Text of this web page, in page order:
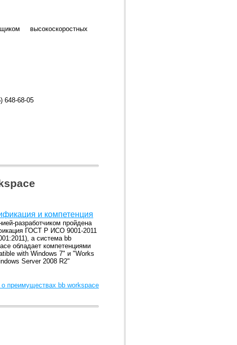
высокоскоростных
648-68-05
и компетенция
разработчиком пройдена
ГОСТ Р ИСО 9001-2011
а система bb
обладает компетенциями
with Windows 7" и "Works
Server 2008 R2"
преимуществах bb workspace